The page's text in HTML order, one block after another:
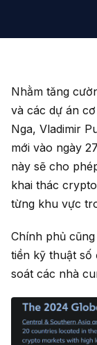
Nhằm tăng
và các dự án
Nga, Vladimir
mới vào ngày
này sẽ cho
khai thác
từng khu vực
Chính phủ
tiền kỹ thuật số
soát các nhà